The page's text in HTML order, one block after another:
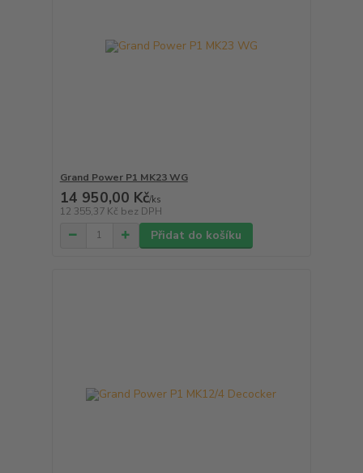
Grand Power P1 MK23 WG
14 950,00 Kč/ks
12 355,37 Kč bez DPH
Přidat do košíku